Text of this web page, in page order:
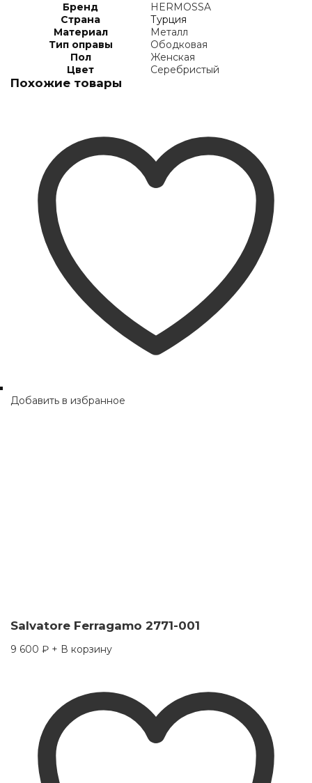
Бренд
HERMOSSA
Страна
Турция
Материал
Металл
Тип оправы
Ободковая
Пол
Женская
Цвет
Серебристый
Похожие товары
Добавить в избранное
Salvatore Ferragamo 2771-001
9 600 ₽ + В корзину